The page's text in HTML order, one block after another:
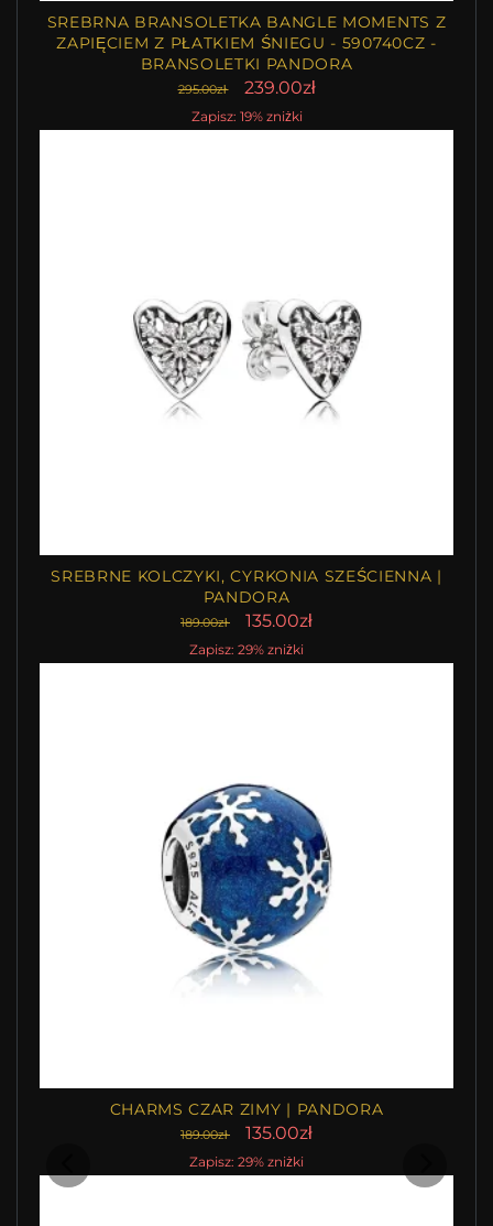
SREBRNA BRANSOLETKA BANGLE MOMENTS Z
ZAPIĘCIEM Z PŁATKIEM ŚNIEGU - 590740CZ -
BRANSOLETKI PANDORA
295.00zł 239.00zł
Zapisz: 19% zniżki
SREBRNE KOLCZYKI, CYRKONIA SZEŚCIENNA |
PANDORA
189.00zł 135.00zł
Zapisz: 29% zniżki
CHARMS CZAR ZIMY | PANDORA
189.00zł 135.00zł
Zapisz: 29% zniżki